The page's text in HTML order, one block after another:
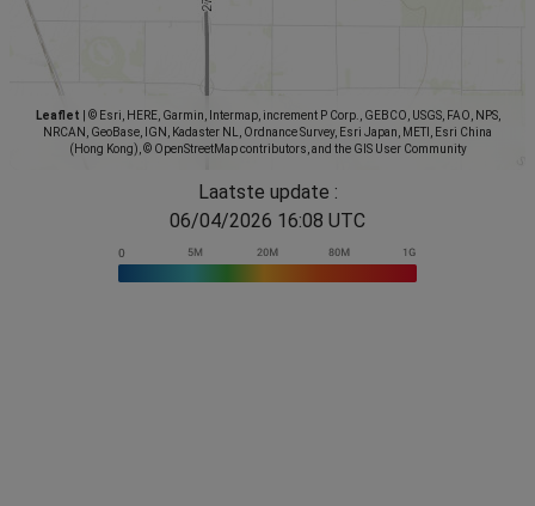
Leaflet
© Esri, HERE, Garmin, Intermap, increment P Corp., GEBCO, USGS, FAO, NPS,
NRCAN, GeoBase, IGN, Kadaster NL, Ordnance Survey, Esri Japan, METI, Esri China
(Hong Kong), © OpenStreetMap contributors, and the GIS User Community
Laatste update :
06/04/2026 16:08 UTC